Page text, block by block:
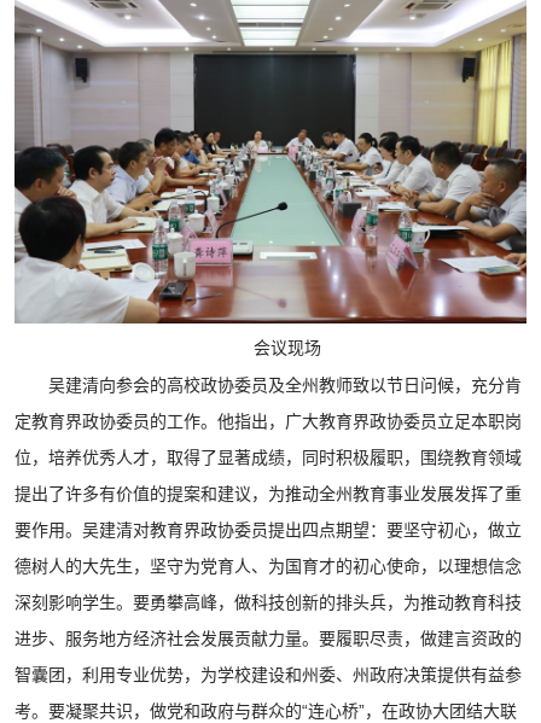
会议现场
吴建清向参会的高校政协委员及全州教师致以节日问候，充分肯
定教育界政协委员的工作。他指出，广大教育界政协委员立足本职岗
位，培养优秀人才，取得了显著成绩，同时积极履职，围绕教育领域
提出了许多有价值的提案和建议，为推动全州教育事业发展发挥了重
要作用。吴建清对教育界政协委员提出四点期望：要坚守初心，做立
德树人的大先生，坚守为党育人、为国育才的初心使命，以理想信念
深刻影响学生。要勇攀高峰，做科技创新的排头兵，为推动教育科技
进步、服务地方经济社会发展贡献力量。要履职尽责，做建言资政的
智囊团，利用专业优势，为学校建设和州委、州政府决策提供有益参
考。要凝聚共识，做党和政府与群众的“连心桥”，在政协大团结大联